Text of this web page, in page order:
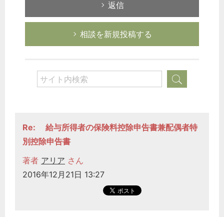
返信
相談を新規投稿する
Re: 給与所得者の保険料控除申告書兼配偶者特
別控除申告書
著者 アリア さん
2016年12月21日 13:27